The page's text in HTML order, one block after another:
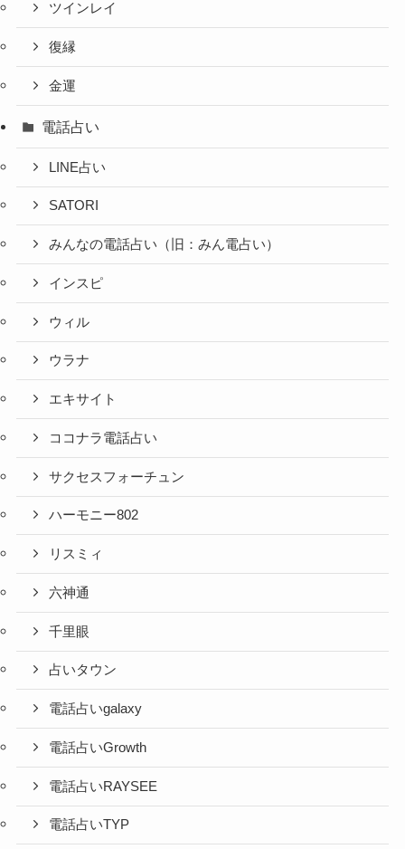
ツインレイ
復縁
金運
電話占い
LINE占い
SATORI
みんなの電話占い（旧：みん電占い）
インスピ
ウィル
ウラナ
エキサイト
ココナラ電話占い
サクセスフォーチュン
ハーモニー802
リスミィ
六神通
千里眼
占いタウン
電話占いgalaxy
電話占いGrowth
電話占いRAYSEE
電話占いTYP